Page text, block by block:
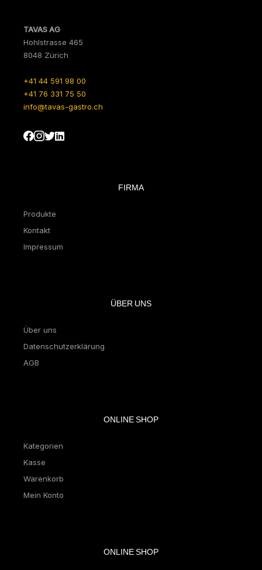
TAVAS AG
Hohlstrasse 465
8048 Zürich
+41 44 591 98 00
+41 76 331 75 50
info@tavas-gastro.ch
FIRMA
Produkte
Kontakt
Impressum
ÜBER UNS
Über uns
Datenschutzerklärung
AGB
ONLINE SHOP
Kategorien
Kasse
Warenkorb
Mein Konto
ONLINE SHOP